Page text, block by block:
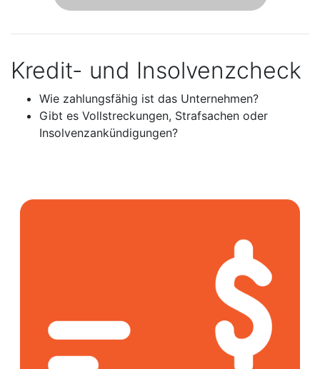
Kredit- und Insolvenzcheck
Wie zahlungsfähig ist das Unternehmen?
Gibt es Vollstreckungen, Strafsachen oder
Insolvenzankündigungen?